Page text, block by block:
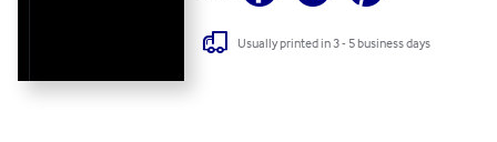
Usually printed in 3 - 5 business days